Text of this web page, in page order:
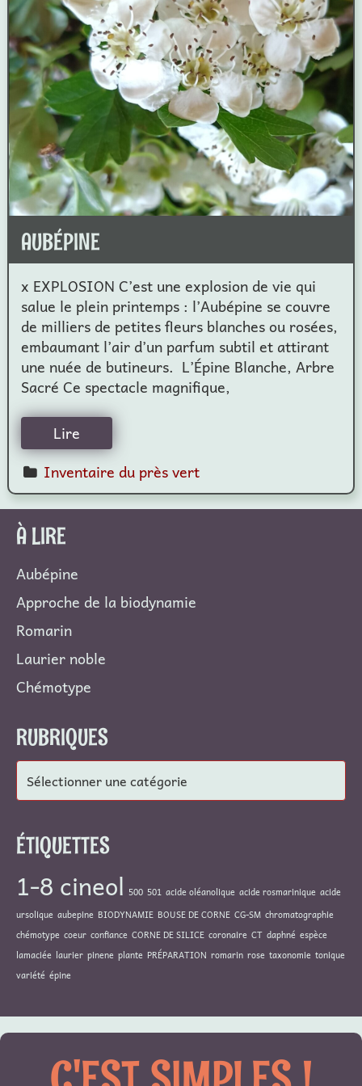
AUBÉPINE
x EXPLOSION C’est une explosion de vie qui
salue le plein printemps : l’Aubépine se couvre
de milliers de petites fleurs blanches ou rosées,
embaumant l’air d’un parfum subtil et attirant
une nuée de butineurs. L’Épine Blanche, Arbre
Sacré Ce spectacle magnifique,
Lire
Inventaire du près vert
À LIRE
Aubépine
Approche de la biodynamie
Romarin
Laurier noble
Chémotype
RUBRIQUES
Rubriques
ÉTIQUETTES
1-8 cineol 500 501 acide oléanolique acide rosmarinique acide
ursolique aubepine BIODYNAMIE BOUSE DE CORNE CG-SM chromatographie
chémotype coeur confiance CORNE DE SILICE coronaire CT daphné espèce
lamaciée laurier pinene plante PRÉPARATION romarin rose taxonomie tonique
variété épine